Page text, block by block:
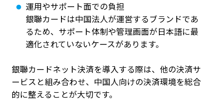
運用やサポート面での負担
銀聯カードは中国法人が運営するブランドであ
るため、サポート体制や管理画面が日本語に最
適化されていないケースがあります。
銀聯カードネット決済を導入する際は、他の決済サ
ービスと組み合わせ、中国人向けの決済環境を総合
的に整えることが大切です。